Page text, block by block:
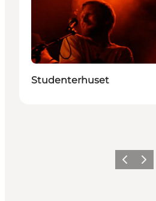
Studenterhuset
ForrigeNæste